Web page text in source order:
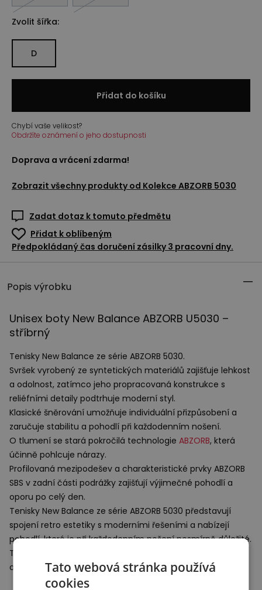
Zvolit šířka:
D
Přidat do košíku
Chybí vaše velikost?
Obdržíte oznámení o jeho dostupnosti
Doprava a vrácení zdarma!
Zobrazit všechny produkty od Kolekce ABZORB 5030
Zadat dotaz k tomuto předmětu
Přidat k oblíbeným
Předpokládaný čas doručení zásilky 3 pracovní dny.
Popis výrobku
Unisex boty New Balance ABZORB U5030 –
stříbrný
Tenisky New Balance ze série ABZORB 5030.
Svršek vyrobený ze syntetických materiálů zajišťuje lehkost
a odolnost, zatímco jeho propracovaná konstrukce s
reliéfními detaily podtrhuje moderní styl.
Klasické šněrování umožňuje individuální přizpůsobení a
zaručuje stabilitu a pohodlí při každodenním nošení.
O tlumení se stará pokročilá technologie ABZORB, která
účinně pohlcuje nárazy.
Profilovaná mezipodešev a charakteristické prvky ABZORB
SBS v zadní části podrážky zajišťují výjimečné pohodlí a
oporu po celý den.
Tenisky New Balance ze série ABZORB 5030 představují
spojení retro estetiky s moderními řešeními a nabízejí
pohodlí, které je při každodenním nošení nesmírně důležité.
Tato obuv skvěle podtrhne
oblečení.Tato webová stránka používá
cookies